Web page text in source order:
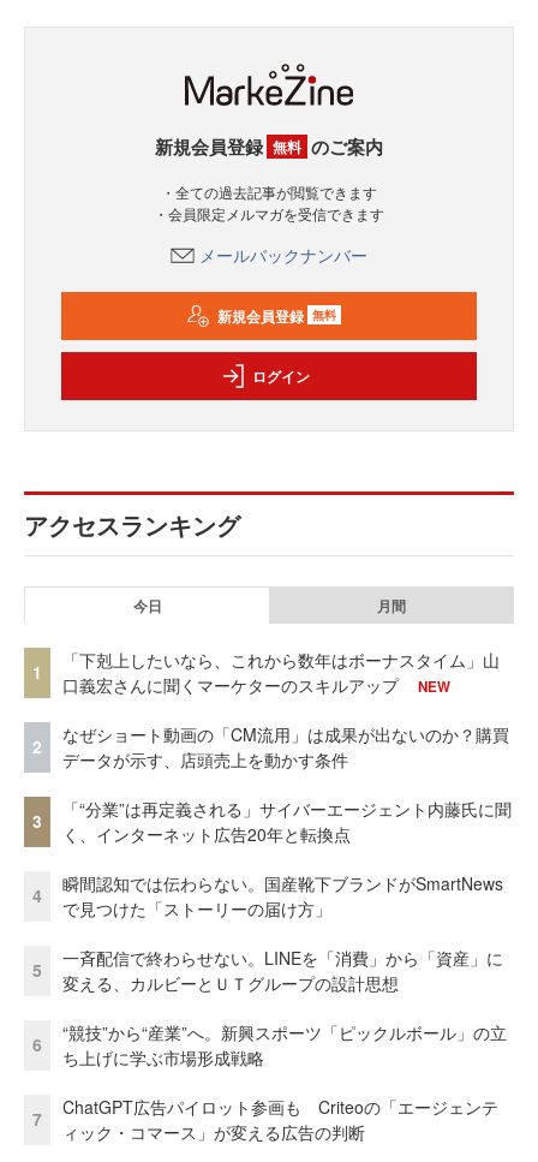
新規会員登録 無料 のご案内
・全ての過去記事が閲覧できます
・会員限定メルマガを受信できます
メールバックナンバー
新規会員登録 無料
ログイン
アクセスランキング
今日 月間
1
「下剋上したいなら、これから数年はボーナスタイム」山
口義宏さんに聞くマーケターのスキルアップ
NEW
2
なぜショート動画の「CM流用」は成果が出ないのか？購買
データが示す、店頭売上を動かす条件
3
「“分業”は再定義される」サイバーエージェント内藤氏に聞
く、インターネット広告20年と転換点
4
瞬間認知では伝わらない。国産靴下ブランドがSmartNews
で見つけた「ストーリーの届け方」
5
一斉配信で終わらせない。LINEを「消費」から「資産」に
変える、カルビーとＵＴグループの設計思想
6
“競技”から“産業”へ。新興スポーツ「ピックルボール」の立
ち上げに学ぶ市場形成戦略
7
ChatGPT広告パイロット参画も Criteoの「エージェンテ
ィック・コマース」が変える広告の判断